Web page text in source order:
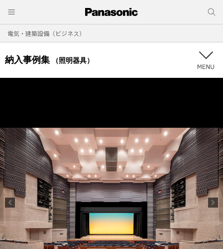
電気・建築設備（ビジネス）
納入事例集 （照明器具）